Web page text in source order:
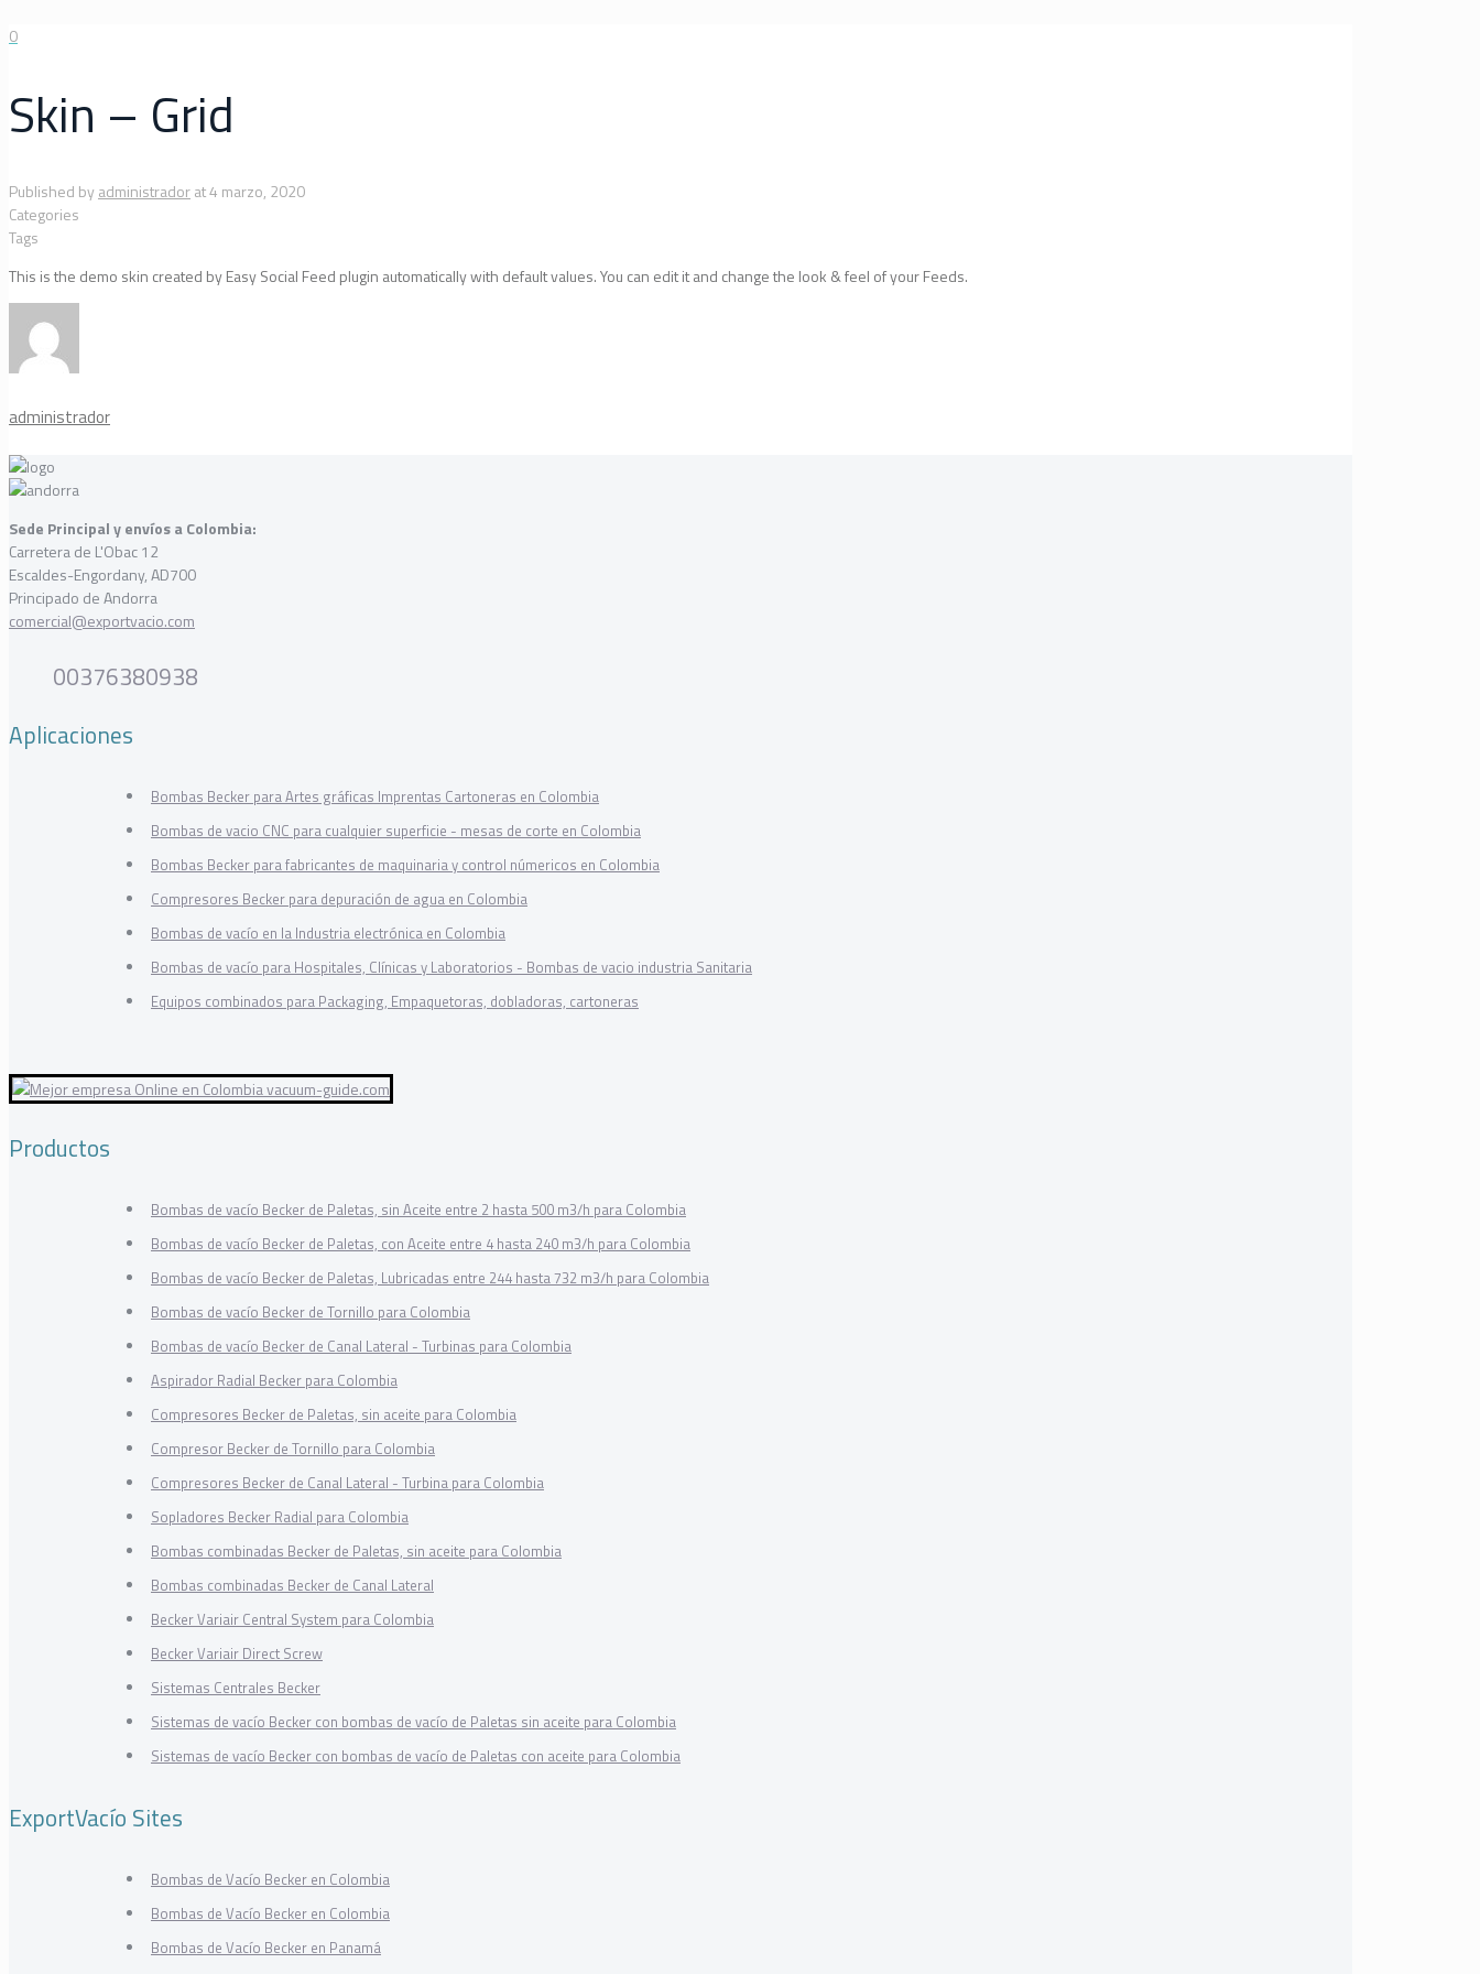
0
Skin – Grid
Published byadministradorat4 marzo, 2020
Categories
Tags
This is the demo skin created by Easy Social Feed plugin automatically with default values. You can edit it and change the look & feel of your Feeds.
administrador
Sede Principal y envíos a Colombia:
Carretera de L'Obac 12
Escaldes-Engordany, AD700
Principado de Andorra
comercial@exportvacio.com
00376380938
Aplicaciones
Bombas Becker para Artes gráficas Imprentas Cartoneras en Colombia
Bombas de vacio CNC para cualquier superficie - mesas de corte en Colombia
Bombas Becker para fabricantes de maquinaria y control númericos en Colombia
Compresores Becker para depuración de agua en Colombia
Bombas de vacío en la Industria electrónica en Colombia
Bombas de vacío para Hospitales, Clínicas y Laboratorios - Bombas de vacio industria Sanitaria
Equipos combinados para Packaging, Empaquetoras, dobladoras, cartoneras
Productos
Bombas de vacío Becker de Paletas, sin Aceite entre 2 hasta 500 m3/h para Colombia
Bombas de vacío Becker de Paletas, con Aceite entre 4 hasta 240 m3/h para Colombia
Bombas de vacío Becker de Paletas, Lubricadas entre 244 hasta 732 m3/h para Colombia
Bombas de vacío Becker de Tornillo para Colombia
Bombas de vacío Becker de Canal Lateral - Turbinas para Colombia
Aspirador Radial Becker para Colombia
Compresores Becker de Paletas, sin aceite para Colombia
Compresor Becker de Tornillo para Colombia
Compresores Becker de Canal Lateral - Turbina para Colombia
Sopladores Becker Radial para Colombia
Bombas combinadas Becker de Paletas, sin aceite para Colombia
Bombas combinadas Becker de Canal Lateral
Becker Variair Central System para Colombia
Becker Variair Direct Screw
Sistemas Centrales Becker
Sistemas de vacío Becker con bombas de vacío de Paletas sin aceite para Colombia
Sistemas de vacío Becker con bombas de vacío de Paletas con aceite para Colombia
ExportVacío Sites
Bombas de Vacío Becker en Colombia
Bombas de Vacío Becker en Colombia
Bombas de Vacío Becker en Panamá